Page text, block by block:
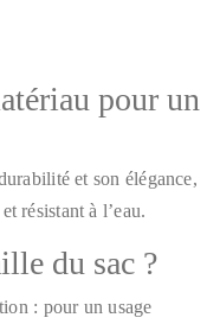
pour un
et son élégance,
résistant à l’eau.
du sac ?
: pour un usage